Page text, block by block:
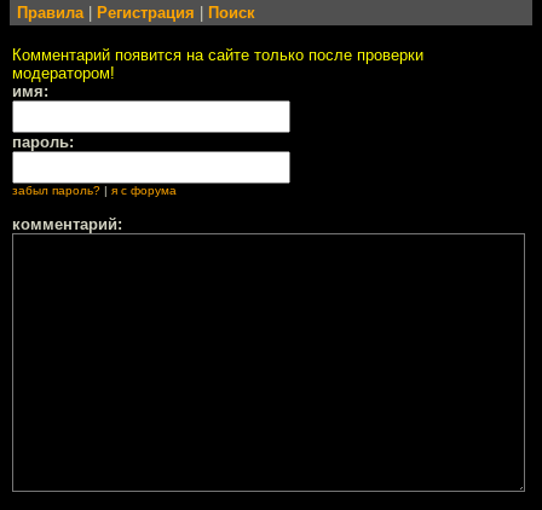
Правила| Регистрация Поиск
Комментарий появится на сайте только после проверки
модератором!
имя:
пароль:
забыл пароль? я с форума
комментарий: